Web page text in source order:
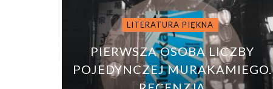
LITERATURA PIĘKNA
PIERWSZA OSOBA LICZBY
POJEDYNCZEJ MURAKAMIEGO.